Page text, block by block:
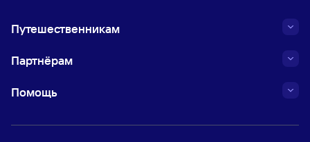
Путешественникам
Партнёрам
Помощь